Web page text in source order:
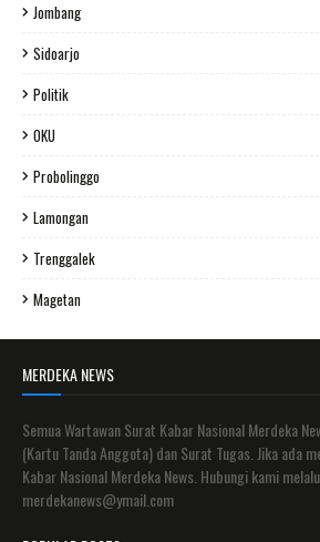
Jombang
Sidoarjo
Politik
OKU
Probolinggo
Lamongan
Trenggalek
Magetan
MERDEKA NEWS
Semua Wartawan Surat Kabar Nasional Merdeka
(Kartu Tanda Anggota) dan Surat Tugas. Jika ada
Kabar Nasional Merdeka News. Hubungi kami
merdekanews@ymail.com